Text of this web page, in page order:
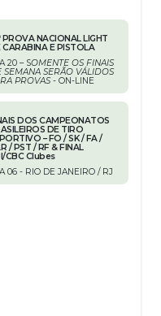
PROVA NACIONAL LIGHT
CARABINA E PISTOLA
20 – SOMENTE OS FINAIS
SEMANA SERÃO VÁLIDOS
PROVAS - ON-LINE
DOS CAMPEONATOS
DE TIRO
– FO / SK / FA /
/ PST / RF & FINAL
CBC Clubes
06 - RIO DE JANEIRO / RJ